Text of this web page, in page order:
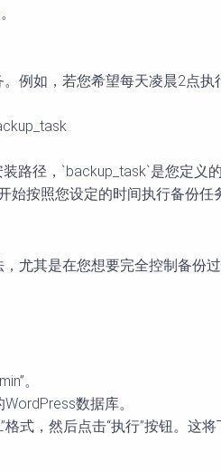
例如，若您希望每天凌晨2点执
径，`backup_task`是您定义的
按照您设定的时间执行备份任
尤其是在您想要完全控制备
。
数据库。
格式，然后点击“执行”按钮。这